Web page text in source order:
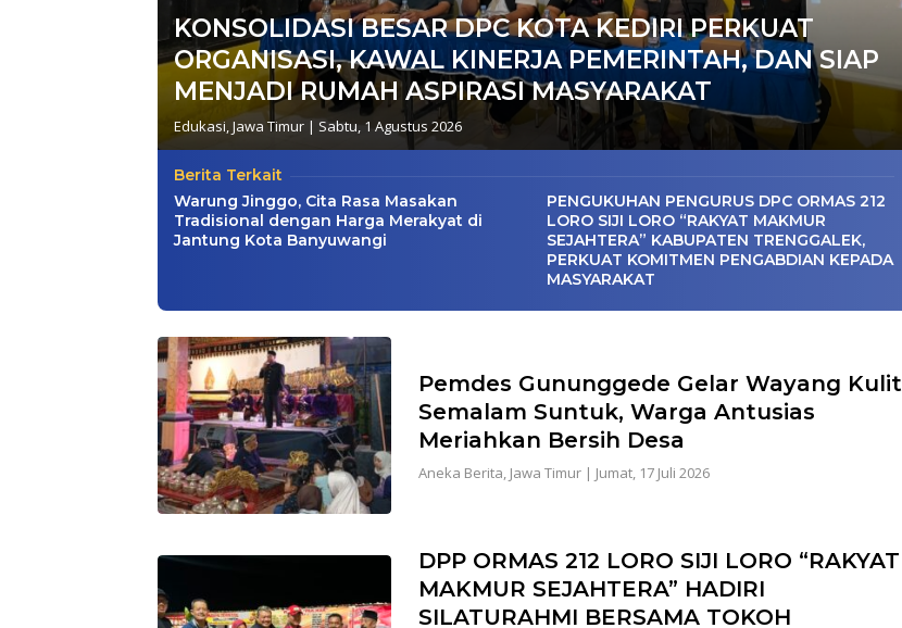
KONSOLIDASI BESAR DPC KOTA KEDIRI PERKUAT
ORGANISASI, KAWAL KINERJA PEMERINTAH, DAN SIAP
MENJADI RUMAH ASPIRASI MASYARAKAT
Edukasi,Jawa Timur | Sabtu, 1 Agustus 2026
Berita Terkait
Warung Jinggo, Cita Rasa Masakan
Tradisional dengan Harga Merakyat di
Jantung Kota Banyuwangi
PENGUKUHAN PENGURUS DPC ORMAS 212
LORO SIJI LORO “RAKYAT MAKMUR
SEJAHTERA” KABUPATEN TRENGGALEK,
PERKUAT KOMITMEN PENGABDIAN KEPADA
MASYARAKAT
Pemdes Gununggede Gelar Wayang Kulit
Semalam Suntuk, Warga Antusias
Meriahkan Bersih Desa
Aneka Berita, Jawa Timur| Jumat, 17 Juli 2026
DPP ORMAS 212 LORO SIJI LORO “RAKYAT
MAKMUR SEJAHTERA” HADIRI
SILATURAHMI BERSAMA TOKOH